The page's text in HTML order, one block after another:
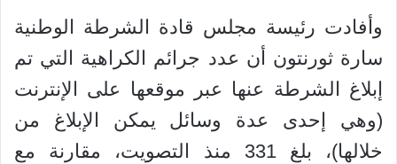
وأفادت رئيسة مجلس قادة الشرطة الوطنية
سارة ثورنتون أن عدد جرائم الكراهية التي تم
إبلاغ الشرطة عنها عبر موقعها على الإنترنت
(وهي إحدى عدة وسائل يمكن الإبلاغ من
خلالها)، بلغ 331 منذ التصويت، مقارنة مع